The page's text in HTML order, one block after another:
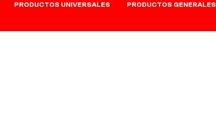
PRODUCTOS UNIVERSALES PRODUCTOS GENERALES